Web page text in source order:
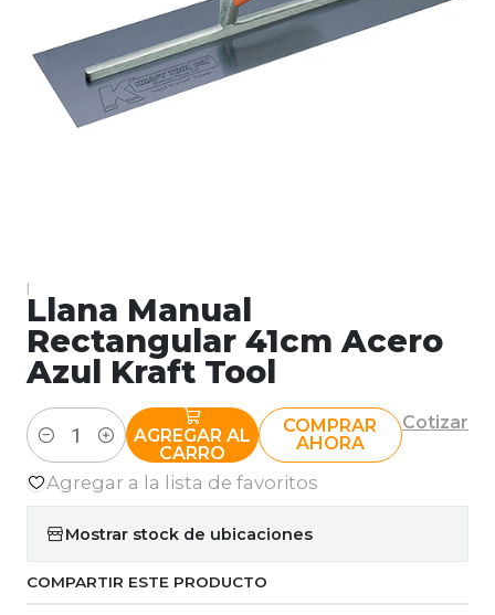
|
Llana Manual
Rectangular 41cm Acero
Azul Kraft Tool
Cantidad
AGREGAR AL
CARRO
COMPRAR
AHORA
Cotizar
Agregar a la lista de favoritos
Mostrar stock de ubicaciones
COMPARTIR ESTE PRODUCTO